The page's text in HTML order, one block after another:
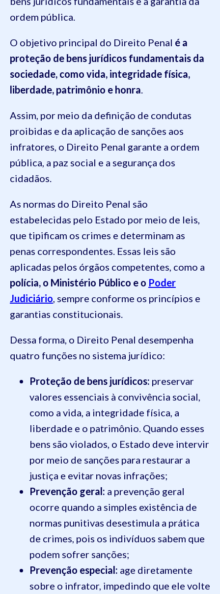
ordem pública.
O objetivo principal do Direito Penal é a
proteção de bens jurídicos fundamentais da
sociedade, como vida, integridade física,
liberdade, patrimônio e honra.
Assim, por meio da definição de condutas
proibidas e da aplicação de sanções aos
infratores, o Direito Penal garante a ordem
pública, a paz social e a segurança dos
cidadãos.
As normas do Direito Penal são
estabelecidas pelo Estado por meio de leis,
que tipificam os crimes e determinam as
penas correspondentes. Essas leis são
aplicadas pelos órgãos competentes, como a
polícia, o Ministério Público e o Poder
Judiciário, sempre conforme os princípios e
garantias constitucionais.
Dessa forma, o Direito Penal desempenha
quatro funções no sistema jurídico:
Proteção de bens jurídicos: preservar
valores essenciais à convivência social,
como a vida, a integridade física, a
liberdade e o patrimônio. Quando esses
bens são violados, o Estado deve intervir
por meio de sanções para restaurar a
justiça e evitar novas infrações;
Prevenção geral: a prevenção geral
ocorre quando a simples existência de
normas punitivas desestimula a prática
de crimes, pois os indivíduos sabem que
podem sofrer sanções;
Prevenção especial: age diretamente
sobre o infrator, impedindo que ele volte